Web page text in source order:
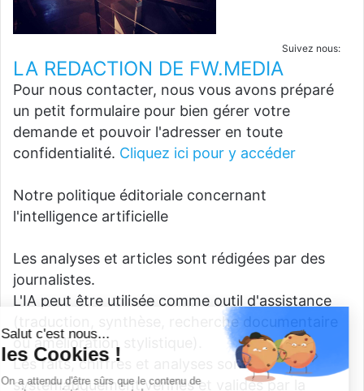
Suivez nous:
LA REDACTION DE FW.MEDIA
Pour nous contacter, nous vous avons préparé
un petit formulaire pour bien gérer votre
demande et pouvoir l'adresser en toute
confidentialité. Cliquez ici pour y accéder
Notre politique éditoriale concernant
l'intelligence artificielle
Les analyses et articles sont rédigées par des
journalistes.
L'IA peut être utilisée comme outil d'assistance
(traduction, synthèse, recherche documentaire
ou amélioration stylistique).
Les faits, chiffres et analyses sont
systématiquement vérifiés et validés par la